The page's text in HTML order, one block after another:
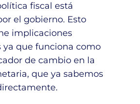
fiscal está
el gobierno. Esto
implicaciones
que funciona como
de cambio en la
que ya sabemos